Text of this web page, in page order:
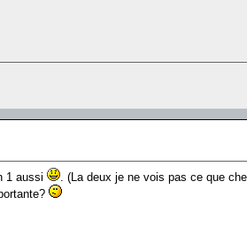
1 aussi
. (La deux je ne vois pas ce que